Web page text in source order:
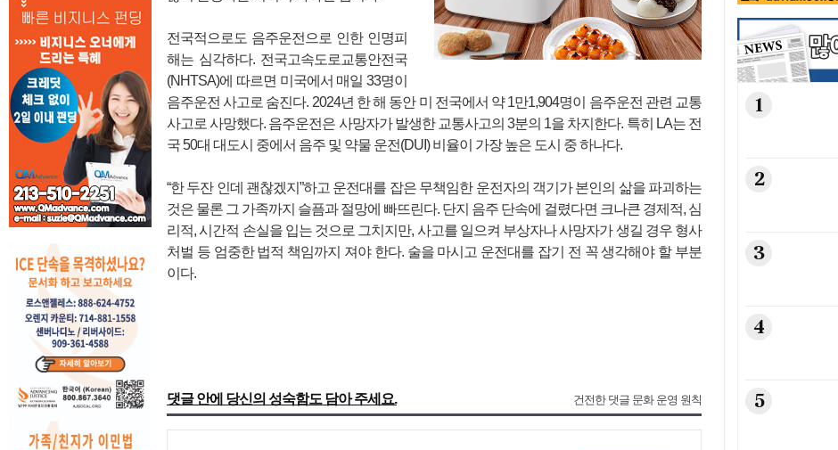
전국적으로도 음주운전으로 인한 인명피
해는 심각하다. 전국고속도로교통안전국
(NHTSA)에 따르면 미국에서 매일 33명이
음주운전 사고로 숨진다. 2024년 한 해 동안 미 전국에서 약 1만1,904명이 음주운전 관련 교통
사고로 사망했다. 음주운전은 사망자가 발생한 교통사고의 3분의 1을 차지한다. 특히 LA는 전
국 50대 대도시 중에서 음주 및 약물 운전(DUI) 비율이 가장 높은 도시 중 하나다.
“한 두잔 인데 괜찮겠지”하고 운전대를 잡은 무책임한 운전자의 객기가 본인의 삶을 파괴하는
것은 물론 그 가족까지 슬픔과 절망에 빠뜨린다. 단지 음주 단속에 걸렸다면 크나큰 경제적, 심
리적, 시간적 손실을 입는 것으로 그치지만, 사고를 일으켜 부상자나 사망자가 생길 경우 형사
처벌 등 엄중한 법적 책임까지 져야 한다. 술을 마시고 운전대를 잡기 전 꼭 생각해야 할 부분
이다.
건전한 댓글 문화 운영 원칙
댓글 안에 당신의 성숙함도 담아 주세요.
1
2
3
4
5